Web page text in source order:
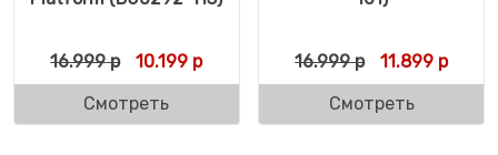
16.999р Первоначальная цена составляла 16.999
10.199 рТекущая цена: 10.199 р.
Смотреть
16.999р 11.899 р
Смотреть